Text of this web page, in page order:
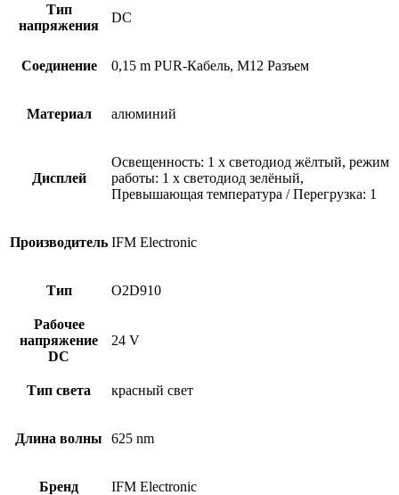
Тип
напряжения
DC
Соединение 0,15 m PUR-Кабель, M12 Разъем
Материал алюминий
Дисплей
Освещенность: 1 x светодиод жёлтый, режим
работы: 1 x светодиод зелёный,
Превышающая температура / Перегрузка: 1
Производитель IFM Electronic
Тип O2D910
Рабочее
напряжение
DC
24 V
Тип света красный свет
Длина волны 625 nm
Бренд IFM Electronic